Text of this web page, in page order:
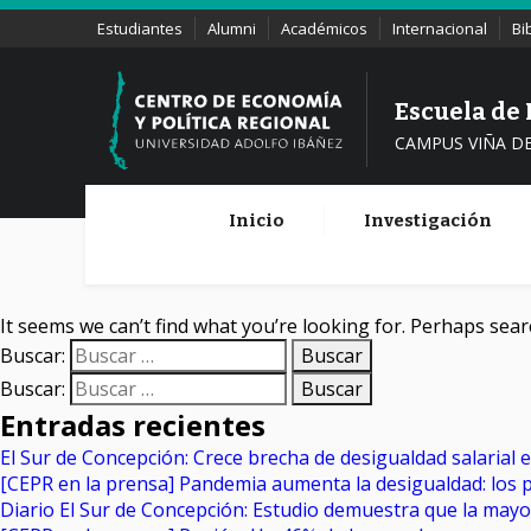
Estudiantes Alumni Académicos Internacional
Escuela de
CAMPUS VIÑA
Inicio Investigación
It seems we can’t find what you’re looking for. Perhaps
Buscar:
Buscar:
Entradas recientes
El Sur de Concepción: Crece brecha de desigualdad salarial
[CEPR en la prensa] Pandemia aumenta la desigualdad:
Diario El Sur de Concepción: Estudio demuestra que la